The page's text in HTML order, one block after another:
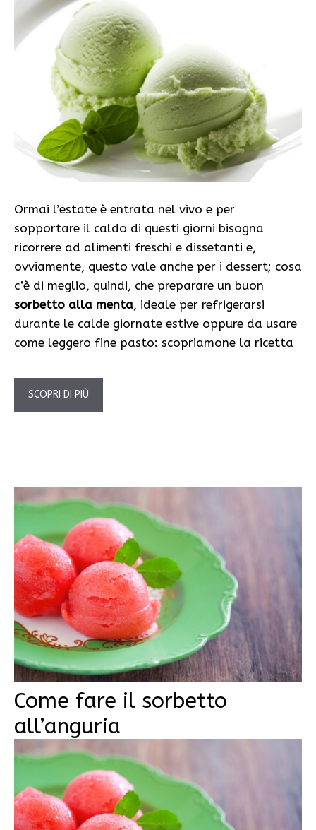
Ormai l’estate è entrata nel vivo e per
sopportare il caldo di questi giorni bisogna
ricorrere ad alimenti freschi e dissetanti e,
ovviamente, questo vale anche per i dessert; cosa
c’è di meglio, quindi, che preparare un buon
sorbetto alla menta, ideale per refrigerarsi
durante le calde giornate estive oppure da usare
come leggero fine pasto: scopriamone la ricetta
SCOPRI DI PIÙ
Come fare il sorbetto
all’anguria